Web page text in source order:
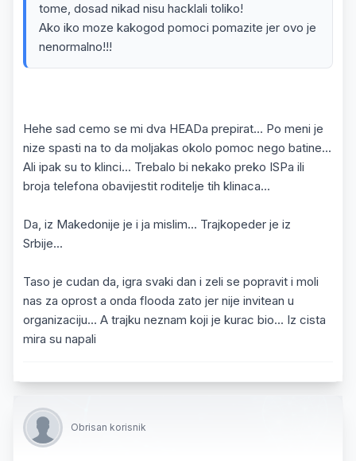
tome, dosad nikad nisu hacklali toliko!
Ako iko moze kakogod pomoci pomazite jer ovo je
nenormalno!!!
Hehe sad cemo se mi dva HEADa prepirat... Po meni je
nize spasti na to da moljakas okolo pomoc nego batine...
Ali ipak su to klinci... Trebalo bi nekako preko ISPa ili
broja telefona obavijestit roditelje tih klinaca...
Da, iz Makedonije je i ja mislim... Trajkopeder je iz
Srbije...
Taso je cudan da, igra svaki dan i zeli se popravit i moli
nas za oprost a onda flooda zato jer nije invitean u
organizaciju... A trajku neznam koji je kurac bio... Iz cista
mira su napali
Obrisan korisnik